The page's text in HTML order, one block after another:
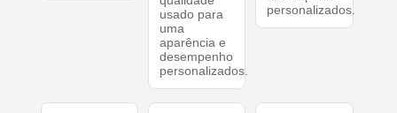
usado para
uma
aparência e
desempenho
personalizados.
personalizados.